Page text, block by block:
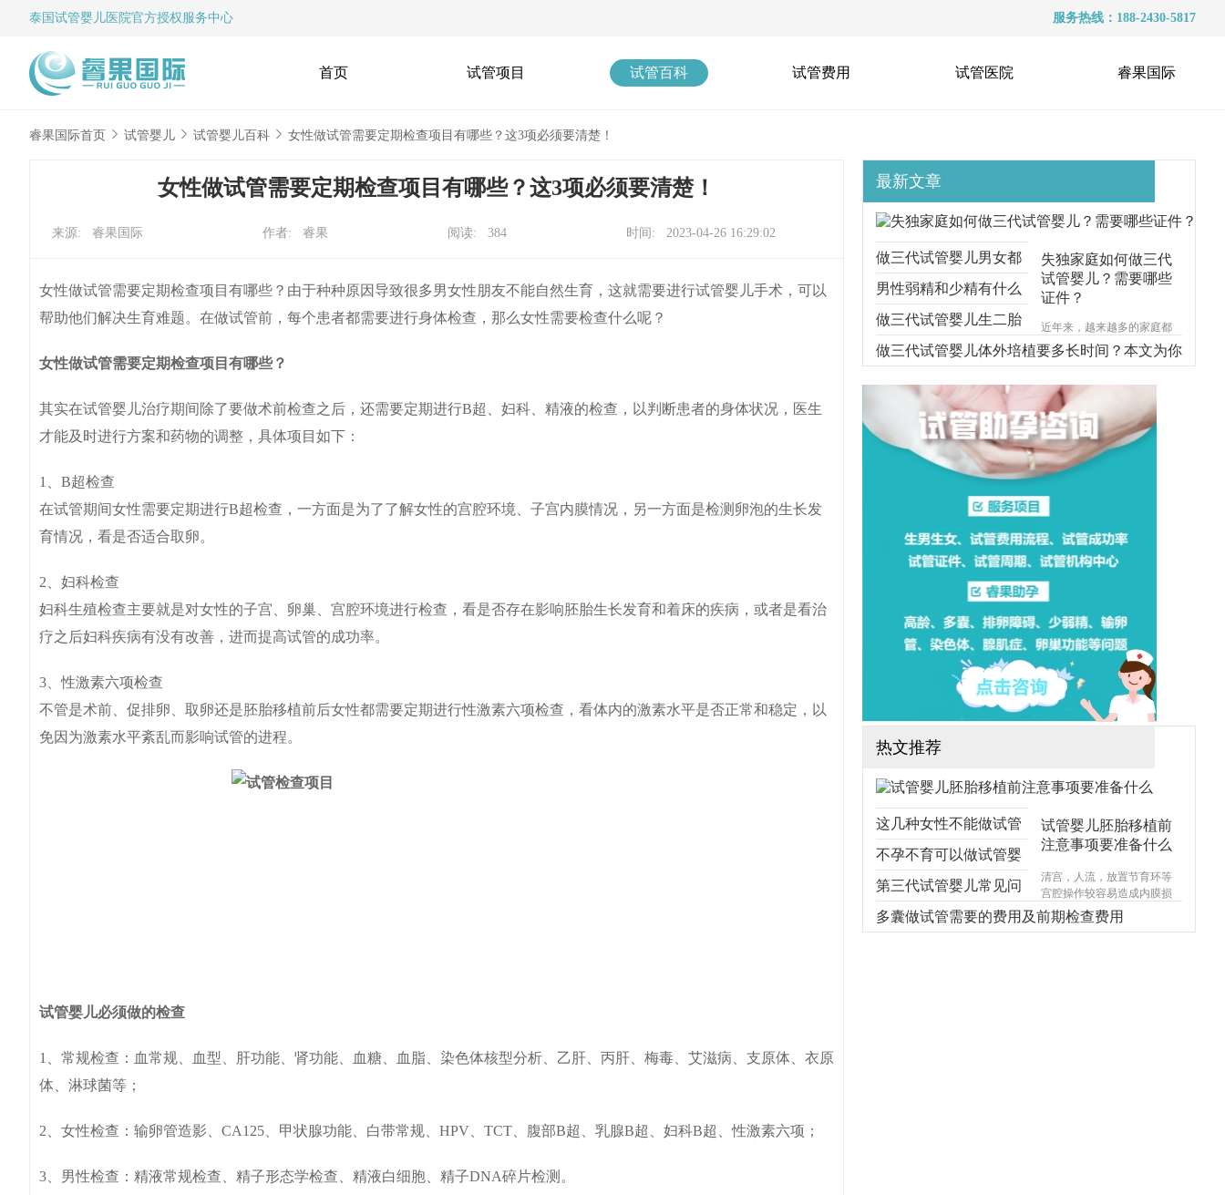
泰国试管婴儿 医院官方授权服务中心 服务热线：188-2430-5817
首页 试管项目 试管百科 试管费用 试管医院 睿果国际
睿果国际首页 试管婴儿 试管婴儿百科 女性做试管需要定期检查项目有哪些？这3项必须要清楚！
女性做试管需要定期检查项目有哪些？这3项必须要清楚！
来源: 睿果国际 作者: 睿果 阅读: 384 时间: 2023-04-26 16:29:02
女性做试管需要定期检查项目有哪些？由于种种原因导致很多男女性朋友不能自然生育，这就需要进行试管婴儿手术，可以
帮助他们解决生育难题。在做试管前，每个患者都需要进行身体检查，那么女性需要检查什么呢？
女性做试管需要定期检查项目有哪些？
其实在试管婴儿治疗期间除了要做术前检查之后，还需要定期进行B超、妇科、精液的检查，以判断患者的身体状况，医生
才能及时进行方案和药物的调整，具体项目如下：
1、B超检查
在试管期间女性需要定期进行B超检查，一方面是为了了解女性的宫腔环境、子宫内膜情况，另一方面是检测卵泡的生长发
育情况，看是否适合取卵。
2、妇科检查
妇科生殖检查主要就是对女性的子宫、卵巢、宫腔环境进行检查，看是否存在影响胚胎生长发育和着床的疾病，或者是看治
疗之后妇科疾病有没有改善，进而提高试管的成功率。
3、性激素六项检查
不管是术前、促排卵、取卵还是胚胎移植前后女性都需要定期进行性激素六项检查，看体内的激素水平是否正常和稳定，以
免因为激素水平紊乱而影响试管的进程。
试管婴儿必须做的检查
1、常规检查：血常规、血型、肝功能、肾功能、血糖、血脂、染色体核型分析、乙肝、丙肝、梅毒、艾滋病、支原体、衣原
体、淋球菌等；
2、女性检查：输卵管造影、CA125、甲状腺功能、白带常规、HPV、TCT、腹部B超、乳腺B超、妇科B超、性激素六项；
3、男性检查：精液常规检查、精子形态学检查、精液白细胞、精子DNA碎片检测。
最新文章
失独家庭如何做三代
试管婴儿？需要哪些
证件？
近年来，越来越多的家庭都
遭受着失去孩子的痛苦，对
于失独家庭的来说，再生育
安慰方式。那么，失独家庭
想做三代试管可行吗？需要
哪些手续？（如果还想了解
更多的试管婴儿流程、费
用、成功率，可点击在线咨
询，询问专业顾问，解决相
做三代试管婴儿男女都
要准备什么？本文跟你
说明一切
男性弱精和少精有什么
区别？能不能做三代试
管？
做三代试管婴儿生二胎
要考虑什么问题？本文
给你解释清楚
做三代试管婴儿体外培植要多长时间？本文为你
步步分解
热文推荐
试管婴儿胚胎移植前
注意事项要准备什么
清宫，人流，放置节育环等
宫腔操作较容易造成内膜损
伤，使基底层受损，造成宫
腔内形成粘连，宫腔形态异
这几种女性不能做试管
婴儿，不能！不能！不
能！
不孕不育可以做试管婴
儿吗？
第三代试管婴儿常见问
题，你想知道的都在
多囊做试管需要的费用及前期检查费用